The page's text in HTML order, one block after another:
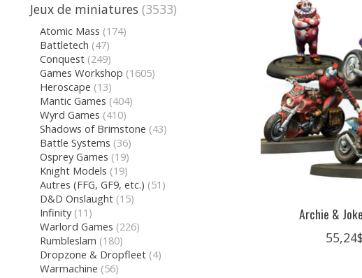
Jeux de miniatures (3533)
Atomic Mass (174)
Battletech (47)
Conquest (249)
Games Workshop (1605)
Heroscape (13)
Mantic Games (404)
Wyrd Games (410)
Shadows of Brimstone (43)
Battle Systems (36)
Osprey Games (19)
Knight Models (19)
Autres (FFG, GF9, etc.) (51)
D&D Onslaught (15)
Infinity (11)
Warlord Games (226)
Rumbleslam (180)
Dropzone & Dropfleet (4)
Warmachine (56)
Archie &